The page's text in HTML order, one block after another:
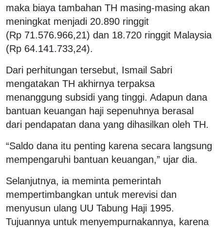
maka biaya tambahan TH masing-masing akan
meningkat menjadi 20.890 ringgit
(Rp 71.576.966,21) dan 18.720 ringgit Malaysia
(Rp 64.141.733,24).
Dari perhitungan tersebut, Ismail Sabri
mengatakan TH akhirnya terpaksa
menanggung subsidi yang tinggi. Adapun dana
bantuan keuangan haji sepenuhnya berasal
dari pendapatan dana yang dihasilkan oleh TH.
“Saldo dana itu penting karena secara langsung
mempengaruhi bantuan keuangan,” ujar dia.
Selanjutnya, ia meminta pemerintah
mempertimbangkan untuk merevisi dan
menyusun ulang UU Tabung Haji 1995.
Tujuannya untuk menyempurnakannya, karena